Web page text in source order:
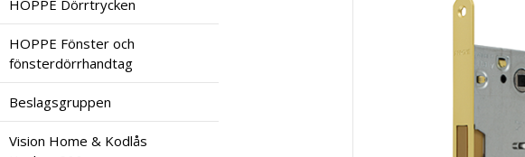
HOPPE Dörrtrycken
HOPPE Fönster och
fönsterdörrhandtag
Beslagsgruppen
Vision Home & Kodlås